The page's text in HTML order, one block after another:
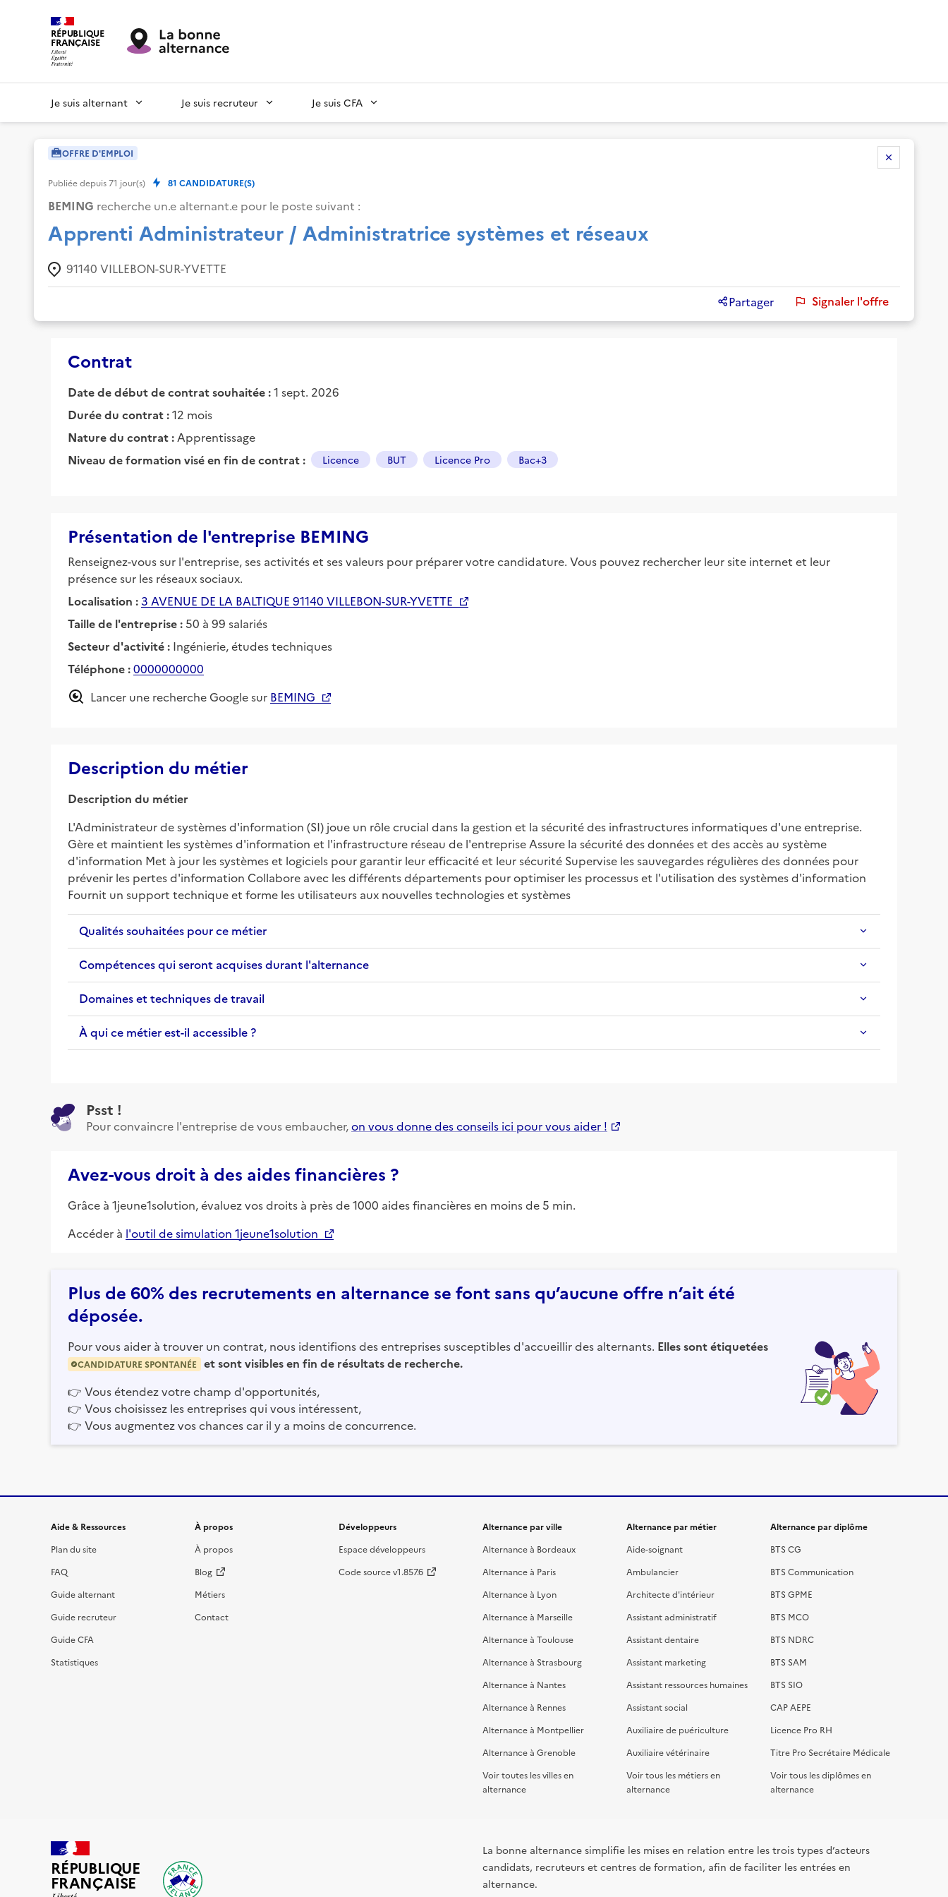
RÉPUBLIQUE
FRANÇAISE
Je suis alternant Je suis recruteur Je suis CFA
OFFRE D'EMPLOI
Publiée depuis71 jour(s) 81 CANDIDATURE(S)
BEMING recherche un.e alternant.e pour le poste suivant :
Apprenti Administrateur / Administratrice systèmes et réseaux
91140 VILLEBON-SUR-YVETTE
Partager Signaler l'offre
Contrat
Date de début de contrat souhaitée :1 sept. 2026
Durée du contrat :12 mois
Nature du contrat : Apprentissage
Niveau de formation visé en fin de contrat :
Licence BUT Licence Pro Bac+3
Présentation de l'entreprise BEMING
Renseignez-vous sur l'entreprise, ses activités et ses valeurs pour préparer votre candidature. Vous pouvez rechercher leur site internet et leur
présence sur les réseaux sociaux.
Localisation :3 AVENUE DE LA BALTIQUE 91140 VILLEBON-SUR-YVETTE
Taille de l'entreprise : 50 à 99 salariés
Secteur d'activité : Ingénierie, études techniques
Téléphone :0000000000
Lancer une recherche Google sur BEMING
Description du métier
Description du métier
L'Administrateur de systèmes d'information (SI) joue un rôle crucial dans la gestion et la sécurité des infrastructures informatiques d'une entreprise.
Gère et maintient les systèmes d'information et l'infrastructure réseau de l'entreprise Assure la sécurité des données et des accès au système
d'information Met à jour les systèmes et logiciels pour garantir leur efficacité et leur sécurité Supervise les sauvegardes régulières des données pour
prévenir les pertes d'information Collabore avec les différents départements pour optimiser les processus et l'utilisation des systèmes d'information
Fournit un support technique et forme les utilisateurs aux nouvelles technologies et systèmes
Qualités souhaitées pour ce métier
Compétences qui seront acquises durant l'alternance
Domaines et techniques de travail
À qui ce métier est-il accessible ?
Psst !
Pour convaincre l'entreprise de vous embaucher,on vous donne des conseils ici pour vous aider !
Avez-vous droit à des aides financières ?
Grâce à 1jeune1solution, évaluez vos droits à près de 1000 aides financières en moins de 5 min.
Accéder à l'outil de simulation 1jeune1solution
Plus de 60% des recrutements en alternance se font sans qu’aucune offre n’ait été
déposée.
Pour vous aider à trouver un contrat, nous identifions des entreprises susceptibles d'accueillir des alternants. Elles sont étiquetées
CANDIDATURE SPONTANÉE
et sont visibles en fin de résultats de recherche.
👉 Vous étendez votre champ d'opportunités,
👉 Vous choisissez les entreprises qui vous intéressent,
👉 Vous augmentez vos chances car il y a moins de concurrence.
Informations et liens du site
Aide & Ressources
Plan du site
FAQ
Guide alternant
Guide recruteur
Guide CFA
Statistiques
À propos
À propos
Blog
Métiers
Contact
Développeurs
Espace développeurs
Code source v1.857.6
Alternance par ville
Alternance à Bordeaux
Alternance à Paris
Alternance à Lyon
Alternance à Marseille
Alternance à Toulouse
Alternance à Strasbourg
Alternance à Nantes
Alternance à Rennes
Alternance à Montpellier
Alternance à Grenoble
Voir toutes les villes en
alternance
Alternance par métier
Aide-soignant
Ambulancier
Architecte d'intérieur
Assistant administratif
Assistant dentaire
Assistant marketing
Assistant ressources humaines
Assistant social
Auxiliaire de puériculture
Auxiliaire vétérinaire
Voir tous les métiers en
alternance
Alternance par diplôme
BTS CG
BTS Communication
BTS GPME
BTS MCO
BTS NDRC
BTS SAM
BTS SIO
CAP AEPE
Licence Pro RH
Titre Pro Secrétaire Médicale
Voir tous les diplômes en
alternance
RÉPUBLIQUE
FRANÇAISE
La bonne alternance simplifie les mises en relation entre les trois types d’acteurs
candidats, recruteurs et centres de formation, afin de faciliter les entrées en
alternance.